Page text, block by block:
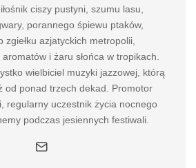
ciszy pustyni, szumu lasu,
porannego śpiewu ptaków,
zgiełku azjatyckich metropolii,
i żaru słońca w tropikach.
wielbiciel muzyki jazzowej, którą
od ponad trzech dekad. Promotor
regularny uczestnik życia nocnego
podczas jesiennych festiwali.